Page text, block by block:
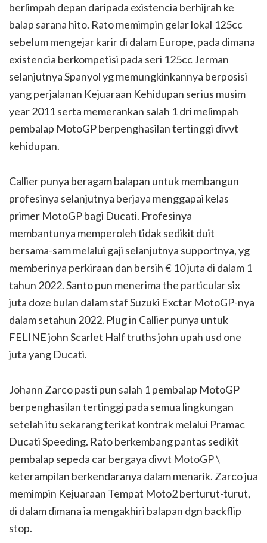
berlimpah depan daripada existencia berhijrah ke
balap sarana hito. Rato memimpin gelar lokal 125cc
sebelum mengejar karir di dalam Europe, pada dimana
existencia berkompetisi pada seri 125cc Jerman
selanjutnya Spanyol yg memungkinkannya berposisi
yang perjalanan Kejuaraan Kehidupan serius musim
year 2011 serta memerankan salah 1 dri melimpah
pembalap MotoGP berpenghasilan tertinggi divvt
kehidupan.
Callier punya beragam balapan untuk membangun
profesinya selanjutnya berjaya menggapai kelas
primer MotoGP bagi Ducati. Profesinya
membantunya memperoleh tidak sedikit duit
bersama-sam melalui gaji selanjutnya supportnya, yg
memberinya perkiraan dan bersih € 10 juta di dalam 1
tahun 2022. Santo pun menerima the particular six
juta doze bulan dalam staf Suzuki Exctar MotoGP-nya
dalam setahun 2022. Plug in Callier punya untuk
FELINE john Scarlet Half truths john upah usd one
juta yang Ducati.
Johann Zarco pasti pun salah 1 pembalap MotoGP
berpenghasilan tertinggi pada semua lingkungan
setelah itu sekarang terikat kontrak melalui Pramac
Ducati Speeding. Rato berkembang pantas sedikit
pembalap sepeda car bergaya divvt MotoGP \
keterampilan berkendaranya dalam menarik. Zarco jua
memimpin Kejuaraan Tempat Moto2 berturut-turut,
di dalam dimana ia mengakhiri balapan dgn backflip
stop.